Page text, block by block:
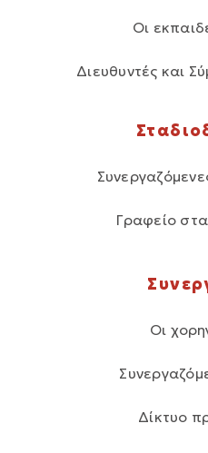
Οι
Διευθυντές και
Γραφείο
Οι
Δίκτυο